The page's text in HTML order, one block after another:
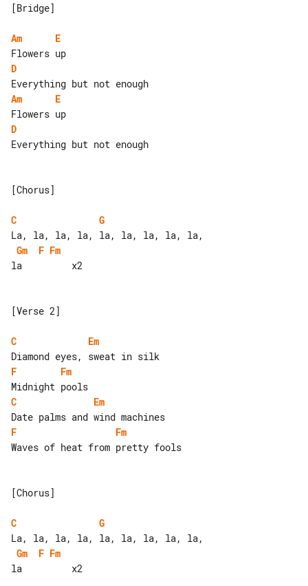
[Bridge]
Am
E
D
Am
E
D
Everything but not enough
[Chorus]
C
G
Gm
F Fm
la         x2
[Verse 2]
C
Em
F
Fm
C
Em
F
Fm
Waves of heat from pretty fools
[Chorus]
C
G
Gm
F Fm